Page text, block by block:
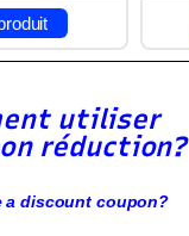
utiliser
réduction?
a discount coupon?